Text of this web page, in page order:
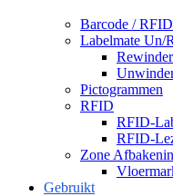
Barcode /
Labelmate Un/
Pictogrammen
RFID
RFID-
RFID-
Zone
Gebruikt